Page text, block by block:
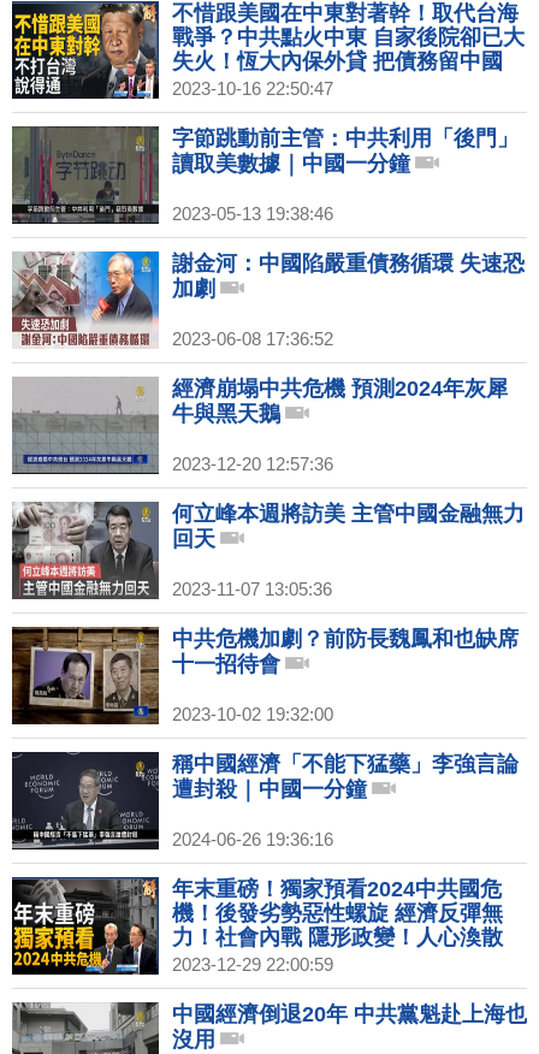
不惜跟美國在中東對著幹！取代台海
戰爭？中共點火中東 自家後院卻已大
失火！恆大內保外貸 把債務留中國
資產轉海外！四通橋事件周年 彭立發
成孤膽英雄！｜吳嘉隆｜桑普｜新聞
大破解 【2023年10月16日】
2023-10-16 22:50:47
字節跳動前主管：中共利用「後門」
讀取美數據｜中國一分鐘
2023-05-13 19:38:46
謝金河：中國陷嚴重債務循環 失速恐
加劇
2023-06-08 17:36:52
經濟崩塌中共危機 預測2024年灰犀
牛與黑天鵝
2023-12-20 12:57:36
何立峰本週將訪美 主管中國金融無力
回天
2023-11-07 13:05:36
中共危機加劇？前防長魏鳳和也缺席
十一招待會
2023-10-02 19:32:00
稱中國經濟「不能下猛藥」李強言論
遭封殺｜中國一分鐘
2024-06-26 19:36:16
年末重磅！獨家預看2024中共國危
機！後發劣勢惡性螺旋 經濟反彈無
力！社會內戰 隱形政變！人心渙散
顏色革命？2024世界不能失去民主堡
壘台灣！｜明居正｜宋國誠｜新聞大
破解 【2023年12月29日】
2023-12-29 22:00:59
中國經濟倒退20年 中共黨魁赴上海也
沒用